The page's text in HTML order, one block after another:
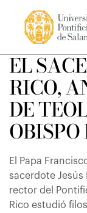
EL
RICO,
DE
El Papa
sacerdote Jesús
rector del
Rico estudió